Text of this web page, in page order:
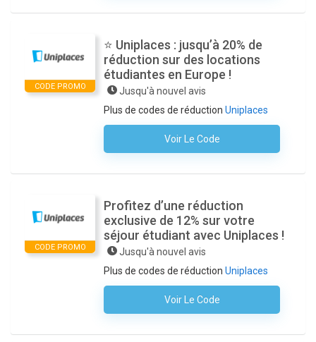
CODE PROMO
⭐ Uniplaces : jusqu’à 20% de
réduction sur des locations
étudiantes en Europe !
Jusqu'à nouvel avis
Plus de codes de réduction Uniplaces
Voir Le Code
Aucun Code N'est Nécessaire
CODE PROMO
Profitez d’une réduction
exclusive de 12% sur votre
séjour étudiant avec Uniplaces !
Jusqu'à nouvel avis
Plus de codes de réduction Uniplaces
Voir Le Code
Aucun Code N'est Nécessaire